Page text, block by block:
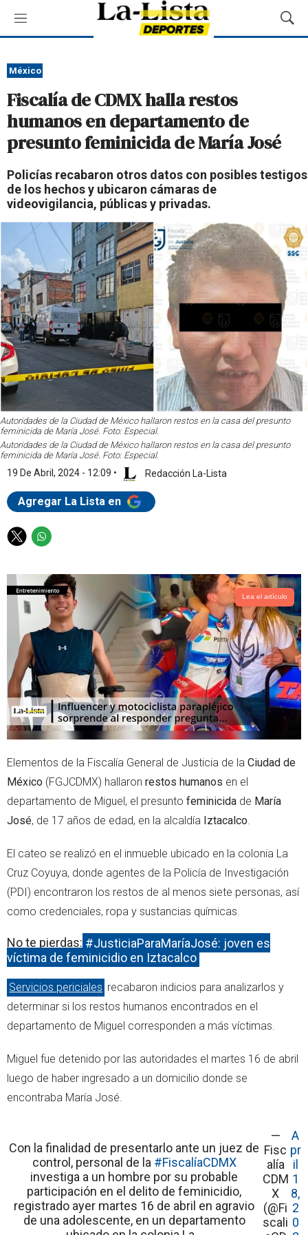
M
e
ú
M
o
q
u
a
México
Fiscalía de CDMX halla restos
humanos en departamento de
presunto feminicida de María José
Policías recabaron otros datos con posibles testigos
de los hechos y ubicaron cámaras de
videovigilancia, públicas y privadas.
Autoridades de la Ciudad de México hallaron restos en la casa del presunto
feminicida de María José. Foto: Especial.
Autoridades de la Ciudad de México hallaron restos en la casa del presunto
feminicida de María José. Foto: Especial.
19 De Abril, 2024 - 12:09 • Redacción La-Lista
Agregar La Lista en
T
i
t
t
e
W
a
t
s
a
p
Lea el artículo
Elementos de la Fiscalía General de Justicia de la Ciudad de
México (FGJCDMX) hallaron restos humanos en el
departamento de Miguel, el presunto feminicida de María
José, de 17 años de edad, en la alcaldía Iztacalco.
El cateo se realizó en el inmueble ubicado en la colonia La
Cruz Coyuya, donde agentes de la Policía de Investigación
(PDI) encontraron los restos de al menos siete personas, así
como credenciales, ropa y sustancias químicas.
No te pierdas: #JusticiaParaMaríaJosé: joven es
víctima de feminicidio en Iztacalco
Servicios periciales recabaron indicios para analizarlos y
determinar si los restos humanos encontrados en el
departamento de Miguel corresponden a más víctimas.
Miguel fue detenido por las autoridades el martes 16 de abril
luego de haber ingresado a un domicilio donde se
encontraba María José.
Con la finalidad de presentarlo ante un juez de
control, personal de la #FiscalíaCDMX
investiga a un hombre por su probable
participación en el delito de feminicidio,
registrado ayer martes 16 de abril en agravio
de una adolescente, en un departamento
—
Fisc
alía
CDM
X
(@Fi
scali
A
pr
il
1
8,
2
0